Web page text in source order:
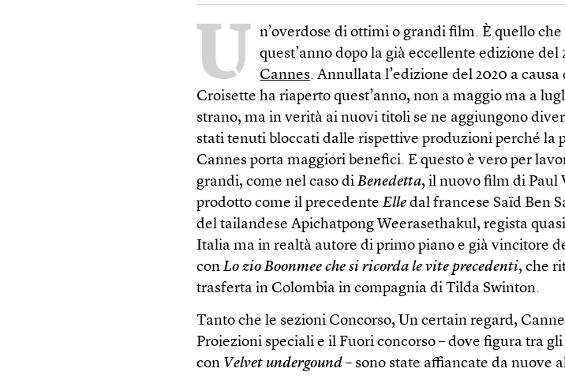
U n’overdose di ottimi o grandi film. È quello
quest’anno dopo la già eccellente edizione del
Cannes. Annullata l’edizione del 2020 a
Croisette ha riaperto quest’anno, non a maggio ma a
strano, ma in verità ai nuovi titoli se ne aggiungono
stati tenuti bloccati dalle rispettive produzioni perché la
Cannes porta maggiori benefici. E questo è vero per
grandi, come nel caso diBenedetta, il nuovo film di Paul
prodotto come il precedenteElle dal francese Saïd Ben
del tailandese Apichatpong Weerasethakul, regista
Italia ma in realtà autore di primo piano e già vincitore
conLo zio Boonmee che si ricorda le vite precedenti, che
trasferta in Colombia in compagnia di Tilda Swinton.
Tanto che le sezioni Concorso, Un certain regard,
Proiezioni speciali e il Fuori concorso – dove figura tra
con Velvet undergound – sono state affiancate da nuove